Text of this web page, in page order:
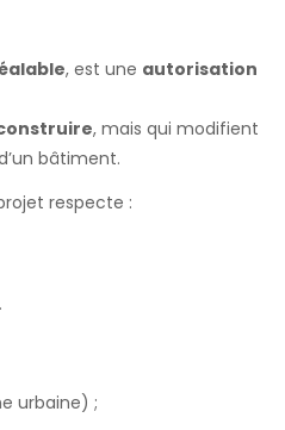
, est une autorisation
, mais qui modifient
bâtiment.
respecte :
urbaine) ;